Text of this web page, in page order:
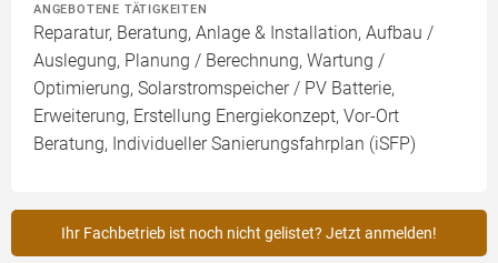
ANGEBOTENE TÄTIGKEITEN
Reparatur, Beratung, Anlage & Installation, Aufbau /
Auslegung, Planung / Berechnung, Wartung /
Optimierung, Solarstromspeicher / PV Batterie,
Erweiterung, Erstellung Energiekonzept, Vor-Ort
Beratung, Individueller Sanierungsfahrplan (iSFP)
Ihr Fachbetrieb ist noch nicht gelistet? Jetzt anmelden!